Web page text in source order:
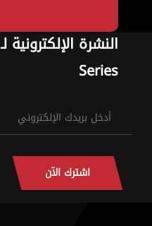
Series
اشترك الآن